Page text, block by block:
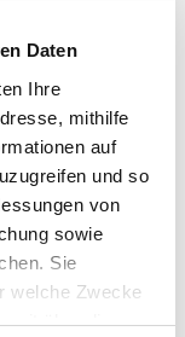
Daten
Ihre
mithilfe
auf
und so
von
sowie
Sie
welche Zwecke
über die
cree un